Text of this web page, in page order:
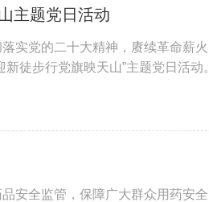
主题党日活动
实党的二十大精神，赓续革命薪
徒步行党旗映天山”主题党日活动
安全监管，保障广大群众用药安